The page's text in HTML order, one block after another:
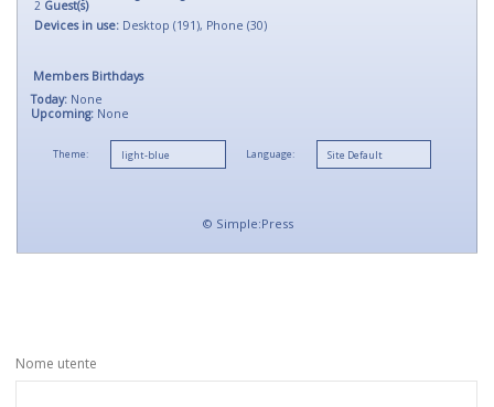
2 Guest(s)
Devices in use: Desktop (191), Phone (30)
Members Birthdays
Today: None
Upcoming: None
Theme: Language:
© Simple:Press
Nome utente